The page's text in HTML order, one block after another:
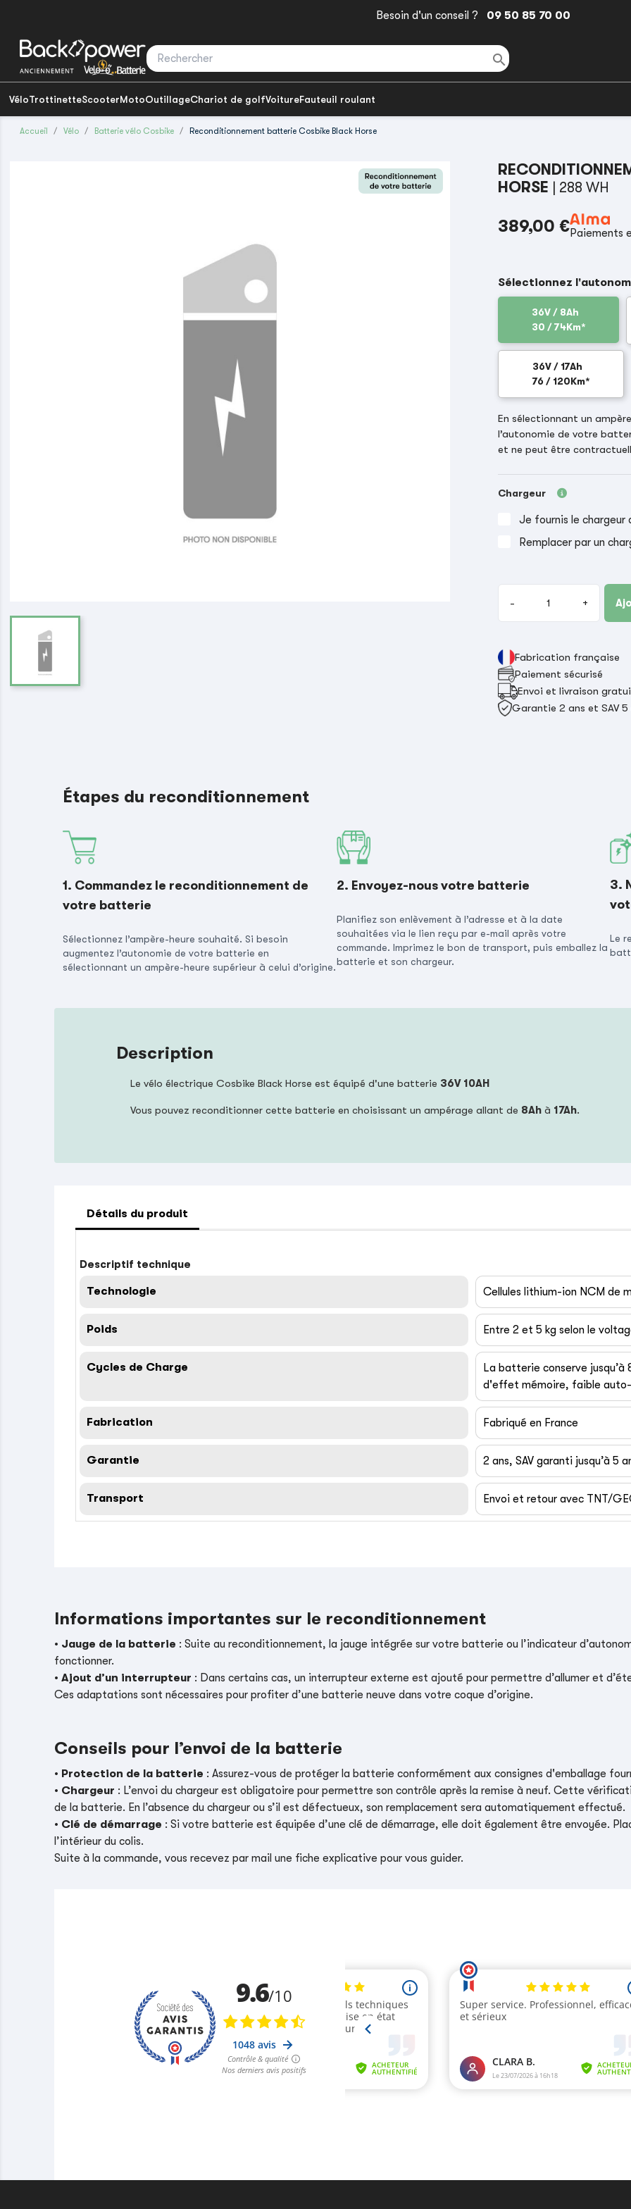
Besoin d'un conseil ? 09 50 85 70 00

VéloTrottinetteScooterMotoOutillageChariot de golfVoitureFauteuil roulant
Accueil Vélo Batterie vélo Cosbike Reconditionnement batterie Cosbike Black Horse
HORSE
| 288 WH
389,00 €Paiements
Sélectionnez
36V / 8Ah
30 / 74Km*
36V / 17Ah
76 / 120Km*
En sélectionnant un
l’autonomie de votre
et ne peut être
Chargeur
Je fournis le chargeur
Remplacer par un
- +
Fabrication française
Paiement sécurisé
Envoi et livraison
Garantie 2 ans et SAV 5
Étapes du reconditionnement
1. Commandez le reconditionnement de
votre batterie
Sélectionnez l’ampère-heure souhaité. Si besoin
augmentez l’autonomie de votre batterie en
sélectionnant un ampère-heure supérieur à celui d’origine.
2. Envoyez-nous votre batterie
Planifiez son enlèvement à l’adresse et à la date
souhaitées via le lien reçu par e-mail après votre
commande. Imprimez le bon de transport, puis emballez la
batterie et son chargeur.
3.
Le
Description
Le vélo électrique Cosbike Black Horse est équipé d'une batterie 36V 10AH
Vous pouvez reconditionner cette batterie en choisissant un ampérage allant de 8Ah à 17Ah.
Détails du produit
Descriptif technique
Technologie Cellules lithium-ion NCM de
Poids Entre 2 et 5 kg selon le
Cycles de Charge
La batterie conserve
d'effet mémoire, faible auto-
Fabrication Fabriqué en France
Garantie 2 ans, SAV garanti jusqu’à 5
Transport Envoi et retour avec TNT/
Informations importantes sur le reconditionnement
• Jauge de la batterie : Suite au reconditionnement, la jauge intégrée sur votre batterie ou l’indicateur
fonctionner.
•Ajout d’un interrupteur : Dans certains cas, un interrupteur externe est ajouté pour permettre d’allumer et
Ces adaptations sont nécessaires pour profiter d’une batterie neuve dans votre coque d’origine.
Conseils pour l’envoi de la batterie
• Protection de la batterie : Assurez-vous de protéger la batterie conformément aux consignes d'emballage
• Chargeur : L’envoi du chargeur est obligatoire pour permettre son contrôle après la remise à neuf. Cette
de la batterie. En l’absence du chargeur ou s’il est défectueux, son remplacement sera automatiquement effectué.
• Clé de démarrage : Si votre batterie est équipée d’une clé de démarrage, elle doit également être envoyée.
l’intérieur du colis.
Suite à la commande, vous recevez par mail une fiche explicative pour vous guider.